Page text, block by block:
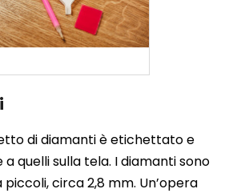
di diamanti è etichettato e
quelli sulla tela. I diamanti sono
circa 2,8 mm. Un’opera